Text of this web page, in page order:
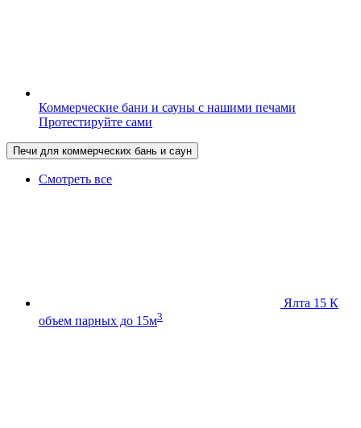
Коммерческие бани и сауны с нашими печами
Протестируйте сами
Печи для коммерческих бань и саун
Смотреть все
Ялта 15 К
объем парных до 15м3